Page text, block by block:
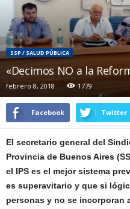
SSP / SALUD PÚBLICA
«Decimos NO a la
febrero 8, 2018 1779
Facebook Twitter
El secretario general del
Provincia de Buenos Aires
el IPS es el mejor sistema
es superavitario y que si
personas y no se incorporan